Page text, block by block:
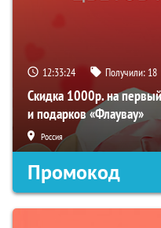
12:33:23 Получили: 18
Скидка 1000р. на
и подарков «Флаувау»
Россия
Промокод